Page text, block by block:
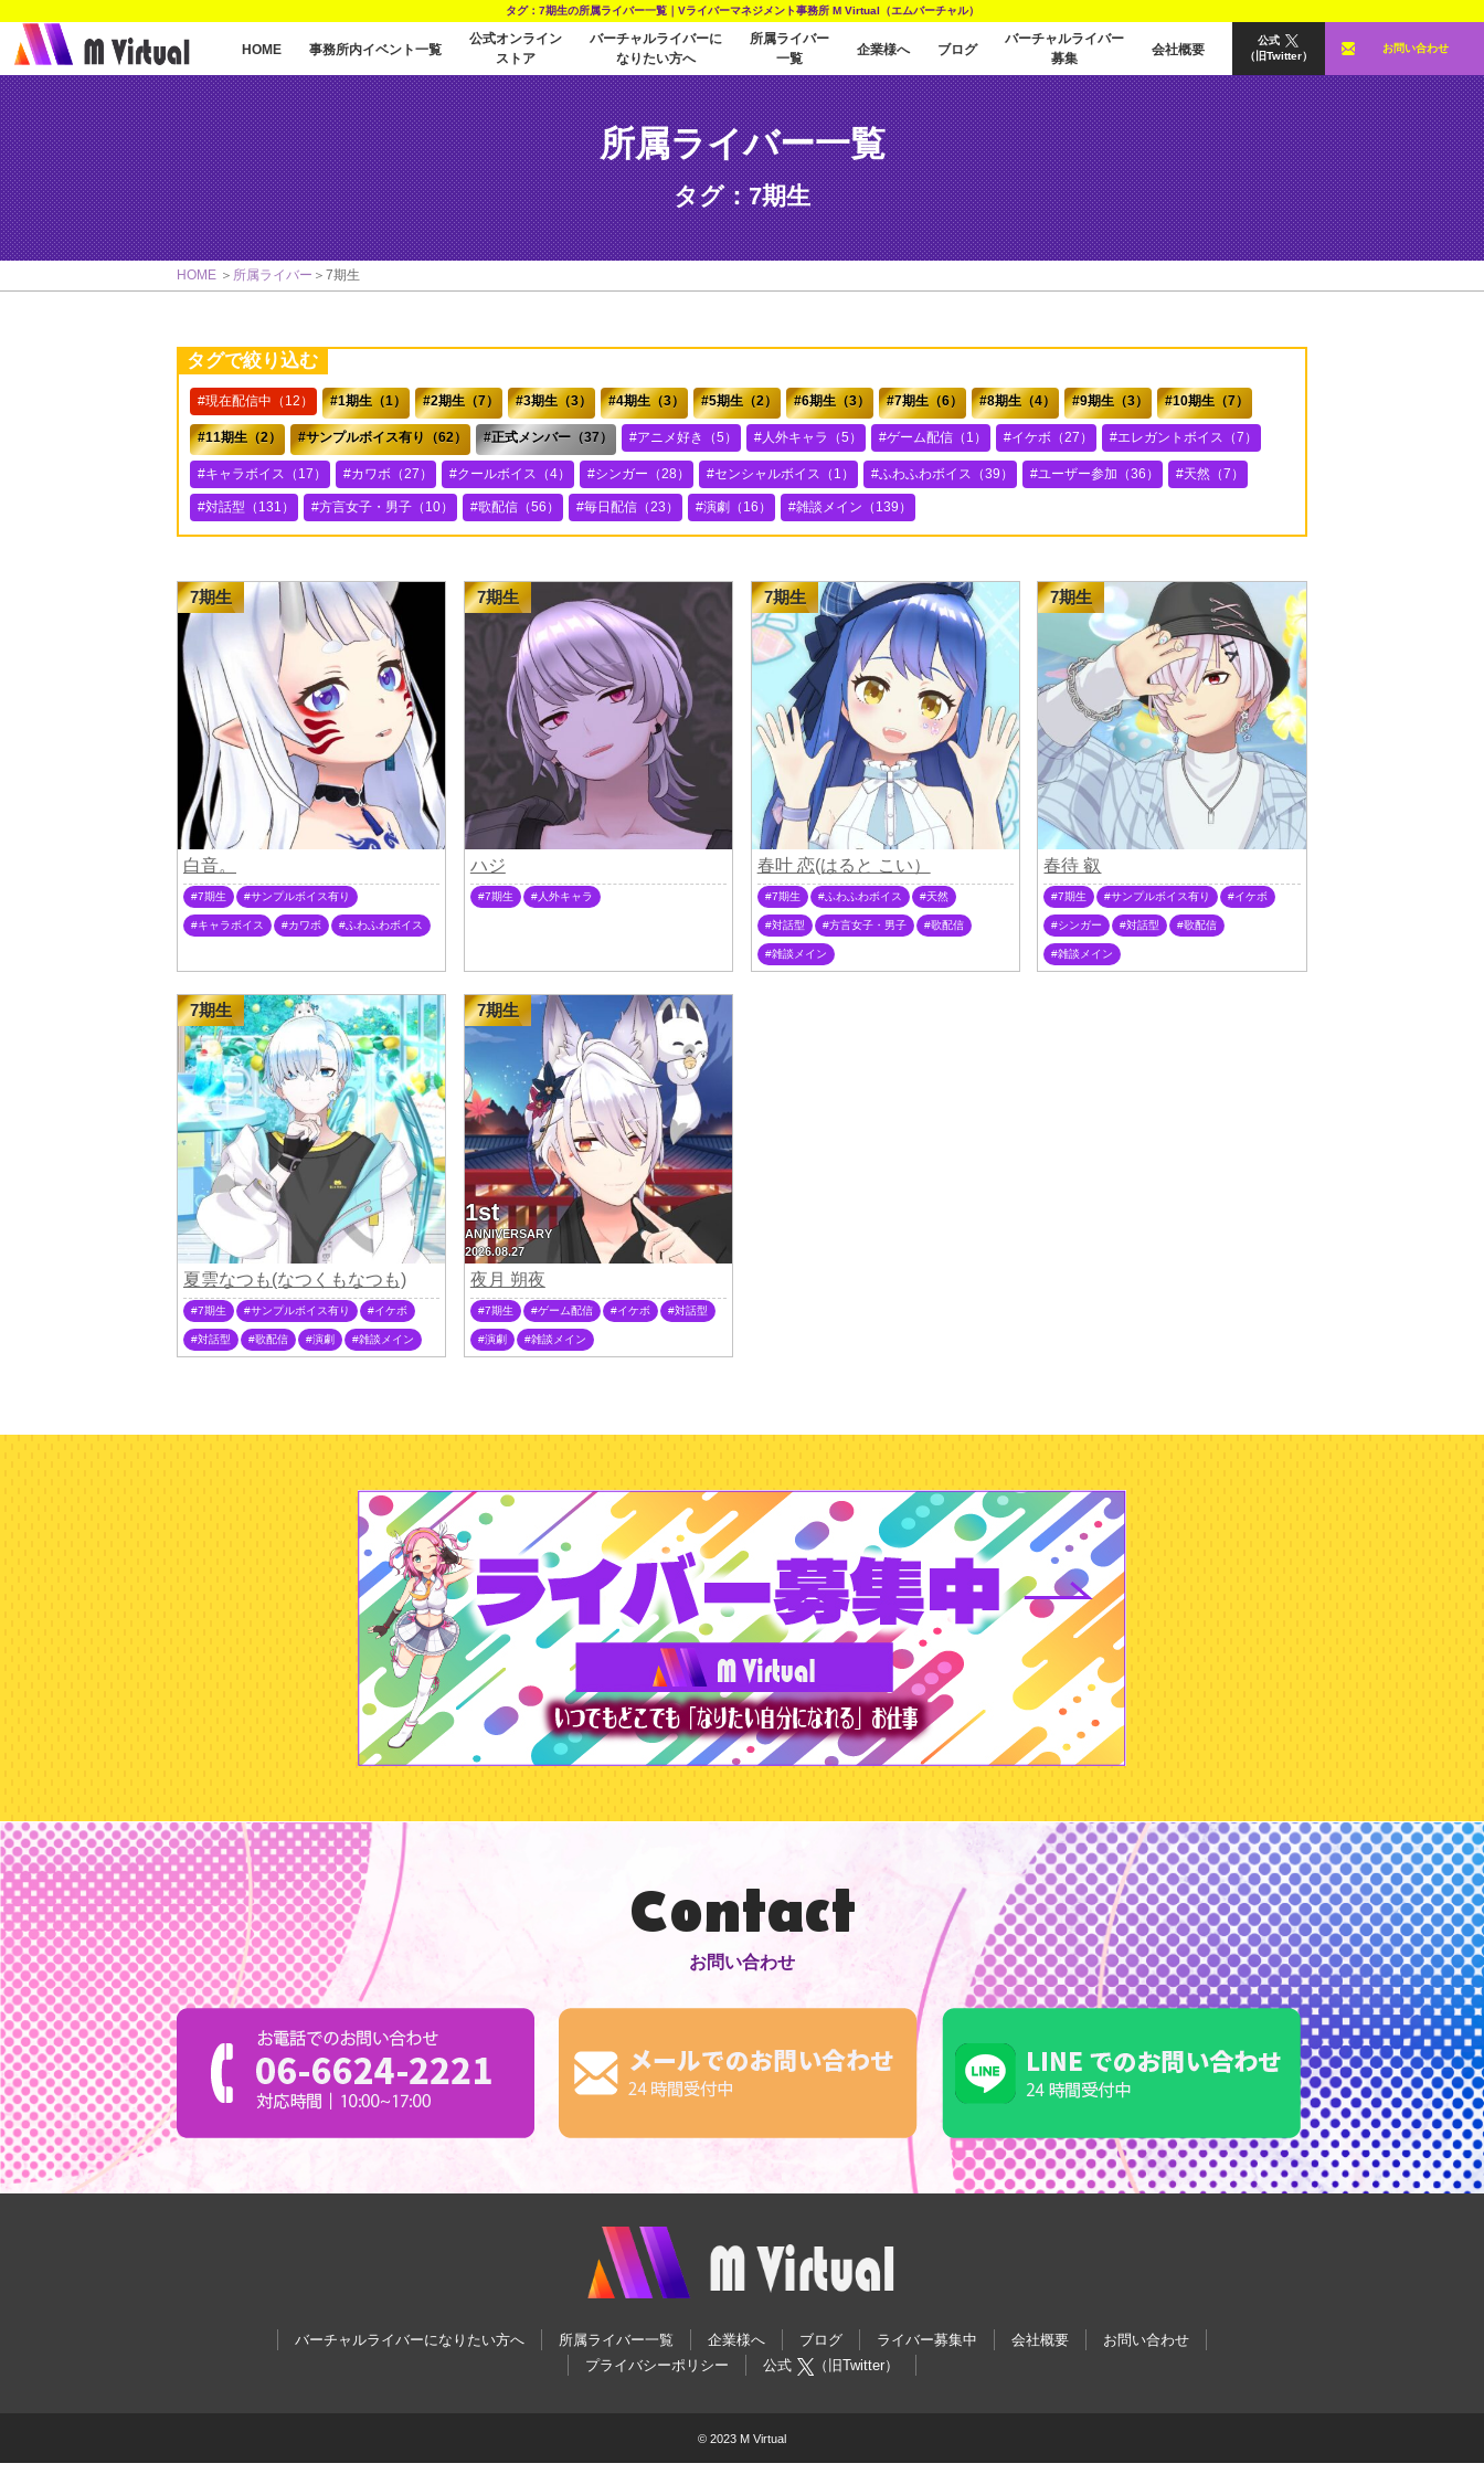
タグ：7期生の所属ライバー一覧｜Vライバーマネジメント事務所 M Virtual（エムバーチャル）
HOME 事務所内イベント一覧
公式オンライン
ストア
バーチャルライバーに
なりたい方へ
所属ライバー
一覧
企業様へ ブログ
バーチャルライバー
募集
会社概要
公式
（旧Twitter）
お問い合わせ
所属ライバー一覧
タグ：7期生
HOME 所属ライバー 7期生
タグで絞り込む
現在配信中（12） 1期生（1） 2期生（7） 3期生（3） 4期生（3） 5期生（2） 6期生（3） 7期生（6） 8期生（4） 9期生（3） 10期生（7）
11期生（2） サンプルボイス有り（62） 正式メンバー（37） アニメ好き（5） 人外キャラ（5） ゲーム配信（1） イケボ（27） エレガントボイス（7）
キャラボイス（17） カワボ（27） クールボイス（4） シンガー（28） センシャルボイス（1） ふわふわボイス（39） ユーザー参加（36） 天然（7）
対話型（131） 方言女子・男子（10） 歌配信（56） 毎日配信（23） 演劇（16） 雑談メイン（139）
7期生
白音。
7期生 サンプルボイス有り
キャラボイス カワボ ふわふわボイス
7期生
ハジ
7期生 人外キャラ
7期生
春叶 恋(はると こい）
7期生 ふわふわボイス 天然
対話型 方言女子・男子 歌配信
雑談メイン
7期生
春待 叡
7期生 サンプルボイス有り イケボ
シンガー 対話型 歌配信
雑談メイン
7期生
夏雲なつも(なつくもなつも)
7期生 サンプルボイス有り イケボ
対話型 歌配信 演劇 雑談メイン
7期生
1st
ANNIVERSARY
2026.08.27
夜月 朔夜
7期生 ゲーム配信 イケボ 対話型
演劇 雑談メイン
Contact
お問い合わせ
バーチャルライバーになりたい方へ 所属ライバー一覧 企業様へ ブログ ライバー募集中 会社概要
お問い合わせ
プライバシーポリシー
公式 （旧Twitter）
© 2023 M Virtual